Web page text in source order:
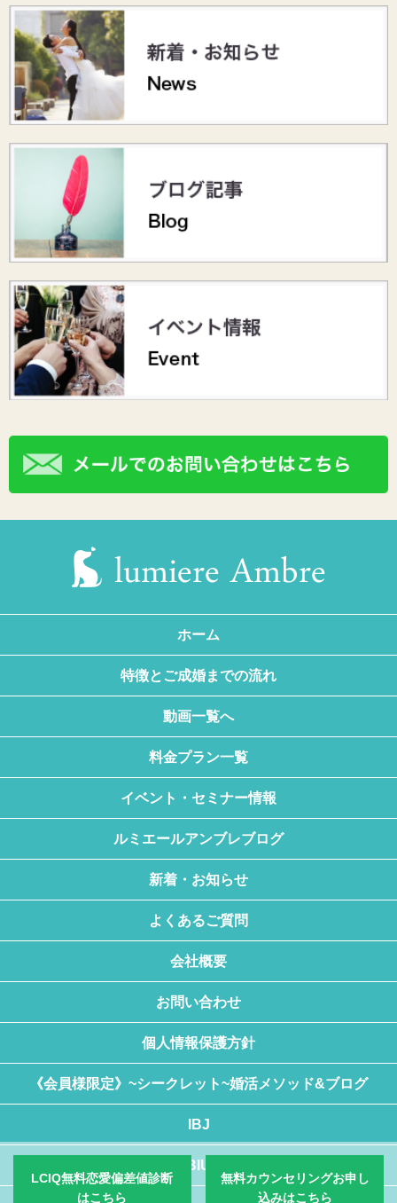
LCIQ無料恋愛偏差値診断
はこちら
無料カウンセリングお申し
込みはこちら
ホーム
特徴とご成婚までの流れ
動画一覧へ
料金プラン一覧
イベント・セミナー情報
ルミエールアンブレブログ
新着・お知らせ
よくあるご質問
会社概要
お問い合わせ
個人情報保護方針
《会員様限定》~シークレット~婚活メソッド&ブログ
IBJ
BIU